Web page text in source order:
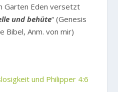
Garten Eden versetzt
und behüte“ (Genesis
Bibel, Anm. von mir)
und Philipper 4:6